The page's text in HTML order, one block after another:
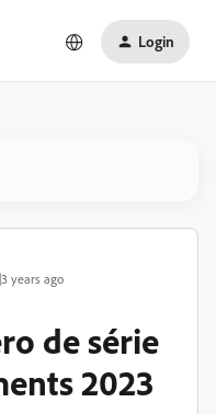
Login
years ago
de série
2023